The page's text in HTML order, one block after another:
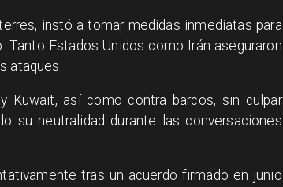
instó a tomar medidas inmediatas para
Tanto Estados Unidos como Irán aseguraron
ataques.
Kuwait, así como contra barcos, sin culpar
su neutralidad durante las conversaciones
tras un acuerdo firmado en junio